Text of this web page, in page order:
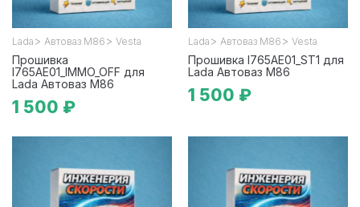
Lada > Автоваз М86 > Vesta
Прошивка
I765AE01_IMMO_OFF для
Lada Автоваз М86
1 500 ₽
Lada > Автоваз М86 > Vesta
Прошивка I765AE01_ST1 для
Lada Автоваз М86
1 500 ₽